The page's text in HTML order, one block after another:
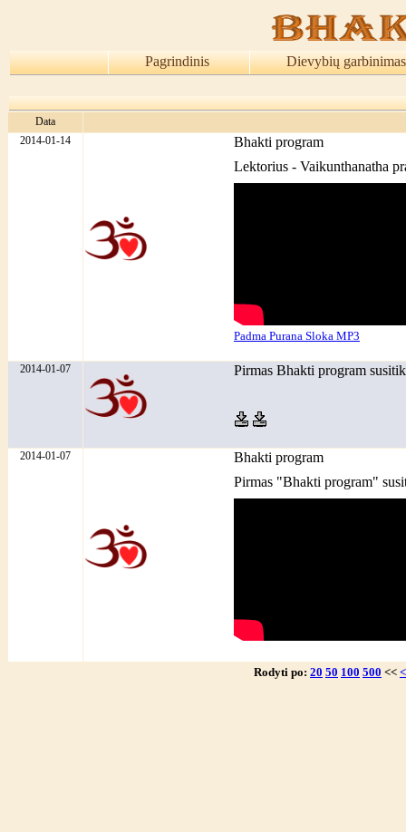
Pagrindinis Dievybių garbinimas
Data
2014-01-14
Bhakti program
Lektorius - Vaikunthanatha
Padma Purana Sloka MP3
2014-01-07 Pirmas Bhakti program
2014-01-07
Bhakti program
Pirmas "Bhakti program"
Rodyti po: 20 50 100 500 << <